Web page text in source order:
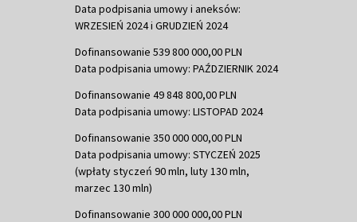
Data podpisania umowy i aneksów:
WRZESIEŃ 2024 i GRUDZIEŃ 2024
Dofinansowanie 539 800 000,00 PLN
Data podpisania umowy: PAŹDZIERNIK 2024
Dofinansowanie 49 848 800,00 PLN
Data podpisania umowy: LISTOPAD 2024
Dofinansowanie 350 000 000,00 PLN
Data podpisania umowy: STYCZEŃ 2025
(wpłaty styczeń 90 mln, luty 130 mln,
marzec 130 mln)
Dofinansowanie 300 000 000,00 PLN